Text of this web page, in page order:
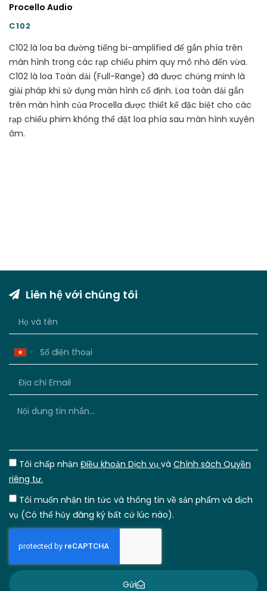
Procello Audio
C102
C102 là loa ba đường tiếng bi-amplified để gắn phía trên
màn hình trong các rạp chiếu phim quy mô nhỏ đến vừa.
C102 là loa Toàn dải (Full-Range) đã được chứng minh là
giải pháp khi sử dụng màn hình cố định. Loa toàn dải gắn
trên màn hình của Procella được thiết kế đặc biệt cho các
rạp chiếu phim không thể đặt loa phía sau màn hình xuyên
âm.
Liên hệ với chúng tôi
Vietnam
Tôi chấp nhận Điều khoản Dịch vụ và Chính sách Quyền
riêng tư.
Tôi muốn nhận tin tức và thông tin về sản phẩm và dịch
vụ (Có thể hủy đăng ký bất cứ lúc nào).
Gửi